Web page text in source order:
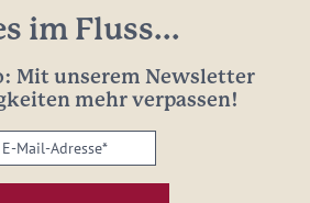
im Fluss...
Mit unserem Newsletter
mehr verpassen!